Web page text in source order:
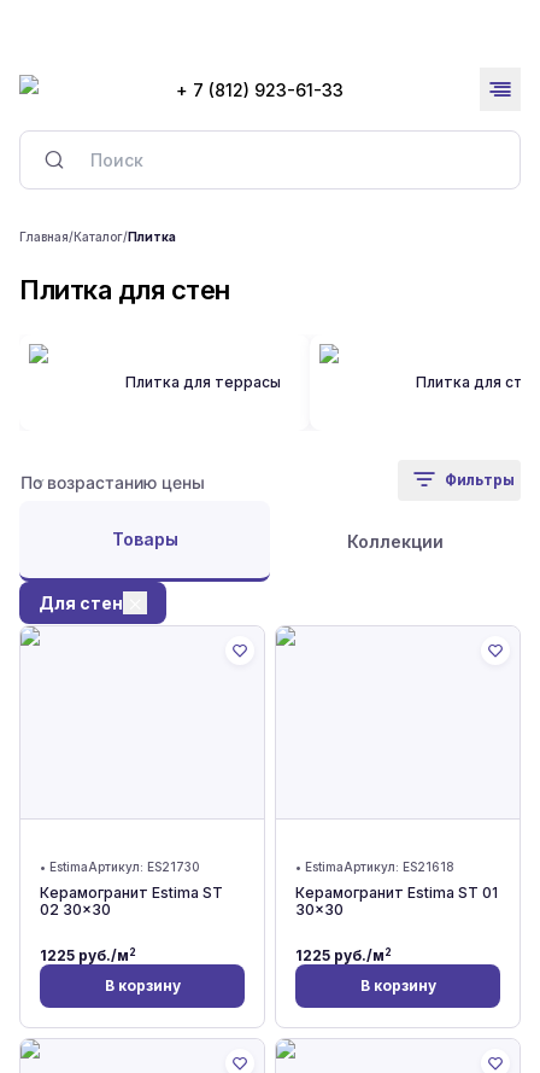
+ 7 (812) 923-61-33
Главная/Каталог/Плитка
Плитка для стен
Плитка для террасы Плитка для стен
Фильтры
Товары Коллекции
Для стен
• EstimaАртикул: ES21730
Керамогранит Estima ST
02 30x30
1225 руб./м2
В корзину
• EstimaАртикул: ES21618
Керамогранит Estima ST 01
30x30
1225 руб./м2
В корзину